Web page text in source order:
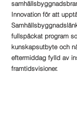
Innovation för att
fullspäckat program
kunskapsutbyte och
eftermiddag fylld av
framtidsvisioner.